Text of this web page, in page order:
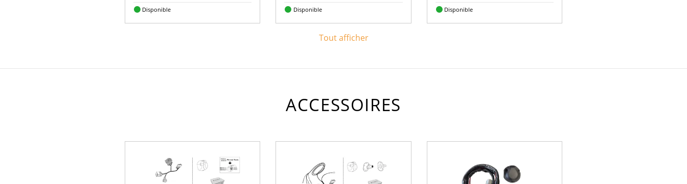
Disponible Disponible Disponible
Tout afficher
ACCESSOIRES